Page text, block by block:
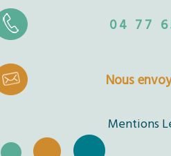
04 77
Nous
Mentions